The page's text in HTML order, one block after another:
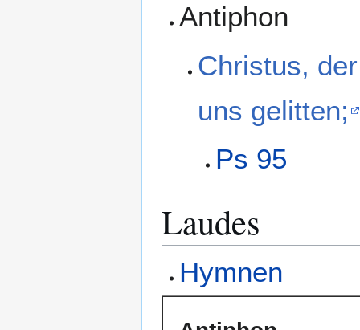
Antiphon
Christus,
uns gelitten;
Ps 95
Laudes
Hymnen